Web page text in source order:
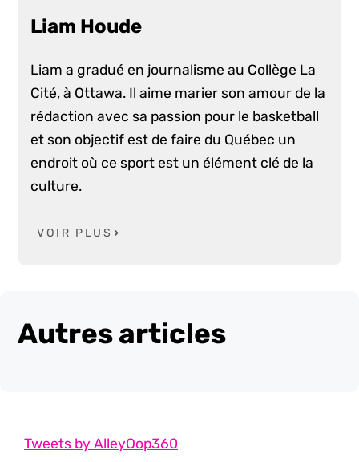
Liam Houde
Liam a gradué en journalisme au Collège La
Cité, à Ottawa. Il aime marier son amour de la
rédaction avec sa passion pour le basketball
et son objectif est de faire du Québec un
endroit où ce sport est un élément clé de la
culture.
VOIR PLUS
Autres articles
Tweets by AlleyOop360